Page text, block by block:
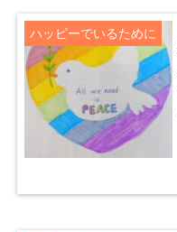
ハッピーでいるために